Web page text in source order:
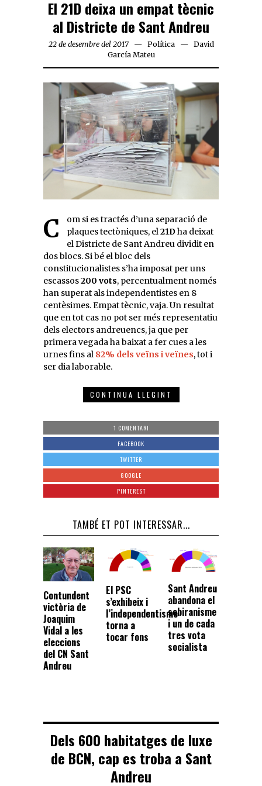
El 21D deixa un empat tècnic
al Districte de Sant Andreu
22 de desembre del 2017 Política
David
García Mateu
Com si es tractés d’una separació de plaques tectòniques, el21Dha deixat
el Districte de Sant Andreu dividit en
dos blocs. Si bé el bloc dels
constitucionalistes s’ha imposat per uns
escassos200 vots, percentualment només
han superat als independentistes en 8
centèsimes. Empat tècnic, vaja. Un resultat
que en tot cas no pot ser més representatiu
dels electors andreuencs, ja que per
primera vegada ha baixat a fer cues a les
urnes fins al 82% dels veïns i veïnes, tot i
ser dia laborable.
CONTINUA LLEGINT
1 COMENTARI
FACEBOOK
TWITTER
GOOGLE
PINTEREST
TAMBÉ ET POT INTERESSAR...
Contundent
victòria de
Joaquim
Vidal a les
eleccions
del CN Sant
Andreu
El PSC
s’exhibeix i
l’independentisme
torna a
tocar fons
Sant Andreu
abandona el
sobiranisme
i un de cada
tres vota
socialista
Dels 600 habitatges de luxe
de BCN, cap es troba a Sant
Andreu